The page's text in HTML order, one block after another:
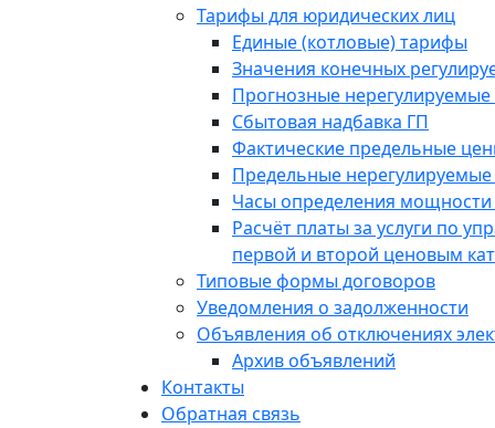
Тарифы для юридических лиц
Единые (котловые) тарифы
Значения конечных
Прогнозные
Сбытовая надбавка ГП
Фактические предельные
Предельные
Часы определения
Расчёт платы за услуги по
первой и второй ценовым
Типовые формы договоров
Уведомления о задолженности
Объявления об отключениях
Архив объявлений
Контакты
Обратная связь